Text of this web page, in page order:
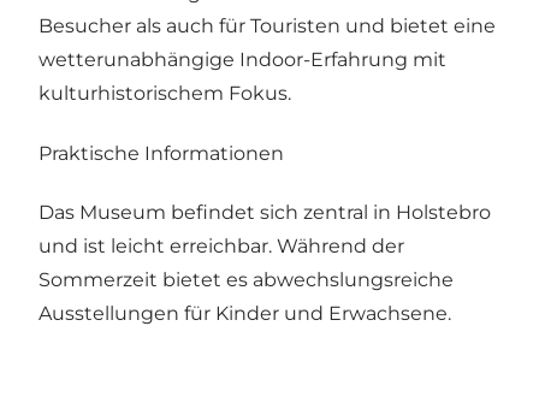
Besucher als auch für Touristen und bietet eine
wetterunabhängige Indoor-Erfahrung mit
kulturhistorischem Fokus.
Praktische Informationen
Das Museum befindet sich zentral in Holstebro
und ist leicht erreichbar. Während der
Sommerzeit bietet es abwechslungsreiche
Ausstellungen für Kinder und Erwachsene.